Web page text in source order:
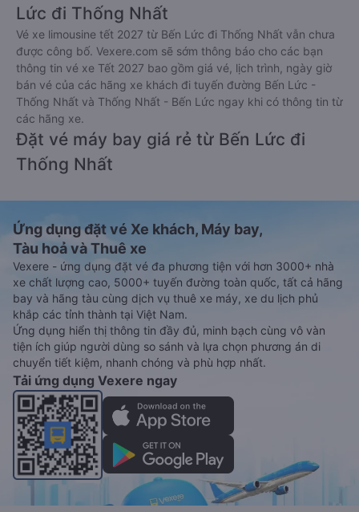
Lức đi Thống Nhất
Vé xe limousine tết 2027 từ Bến Lức đi Thống Nhất vẫn chưa
được công bố. Vexere.com sẽ sớm thông báo cho các bạn
thông tin vé xe Tết 2027 bao gồm giá vé, lịch trình, ngày giờ
bán vé của các hãng xe khách đi tuyến đường Bến Lức -
Thống Nhất và Thống Nhất - Bến Lức ngay khi có thông tin từ
các hãng xe.
Đặt vé máy bay giá rẻ từ Bến Lức đi
Thống Nhất
Ứng dụng đặt vé Xe khách, Máy bay,
Tàu hoả và Thuê xe
Vexere - ứng dụng đặt vé đa phương tiện với hơn 3000+ nhà
xe chất lượng cao, 5000+ tuyến đường toàn quốc, tất cả hãng
bay và hãng tàu cùng dịch vụ thuê xe máy, xe du lịch phủ
khắp các tỉnh thành tại Việt Nam.
Ứng dụng hiển thị thông tin đầy đủ, minh bạch cùng vô vàn
tiện ích giúp người dùng so sánh và lựa chọn phương án di
chuyển tiết kiệm, nhanh chóng và phù hợp nhất.
Tải ứng dụng Vexere ngay